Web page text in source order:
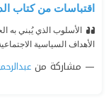
اقتباسات من كتاب الديمقراطية
الأسلوب الذي يُبني به
الأهداف السياسية
مشاركة من